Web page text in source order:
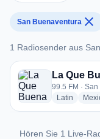
San Buenaventura close
1 Radiosender aus
1 Radiosender aus
99.5 FM ·
Latin radio
Hören Sie 1 Live-